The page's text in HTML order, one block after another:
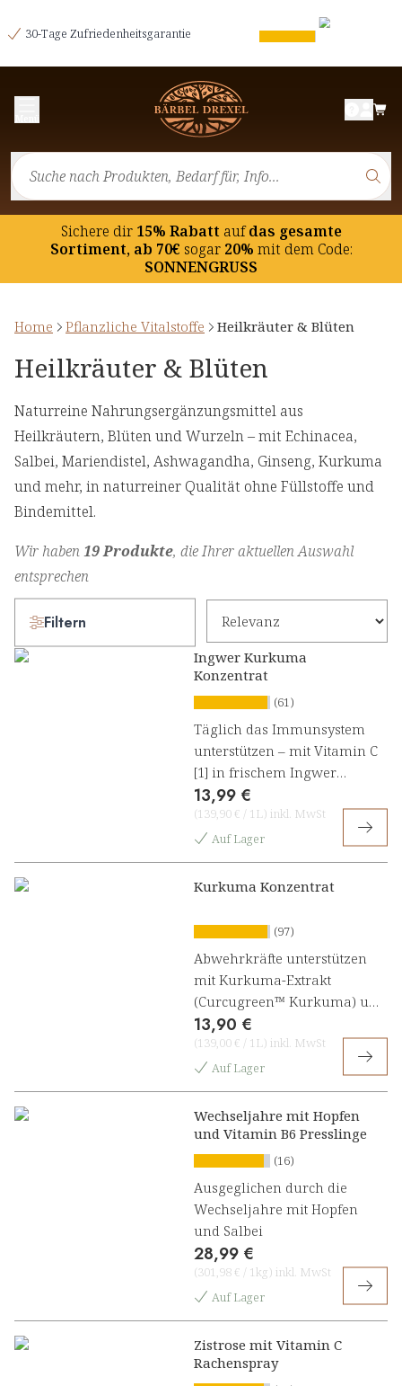
30-Tage Zufriedenheitsgarantie
Sichere dir15% Rabatt aufdas gesamte
Sortiment, ab 70€ sogar20% mit dem Code:
SONNENGRUSS
Home Pflanzliche Vitalstoffe Heilkräuter & Blüten
Heilkräuter & Blüten
Naturreine Nahrungsergänzungsmittel aus
Heilkräutern, Blüten und Wurzeln – mit Echinacea,
Salbei, Mariendistel, Ashwagandha, Ginseng, Kurkuma
und mehr, in naturreiner Qualität ohne Füllstoffe und
Bindemittel.
Wir haben19 Produkte, die Ihrer aktuellen Auswahl
entsprechen
Filtern
Ingwer Kurkuma
Konzentrat
(61)
Täglich das Immunsystem
unterstützen – mit Vitamin C
[1] in frischem Ingwer
Kurkuma Konzentrat
13,99 €
(139,90 € / 1L) inkl. MwSt
Auf Lager
Kurkuma Konzentrat
(97)
Abwehrkräfte unterstützen
mit Kurkuma-Extrakt
(Curcugreen™ Kurkuma) und
Vitamin C [1, 3]
13,90 €
(139,00 € / 1L) inkl. MwSt
Auf Lager
Wechseljahre mit Hopfen
und Vitamin B6 Presslinge
(16)
Ausgeglichen durch die
Wechseljahre mit Hopfen
und Salbei
28,99 €
(301,98 € / 1kg) inkl. MwSt
Auf Lager
Zistrose mit Vitamin C
Rachenspray